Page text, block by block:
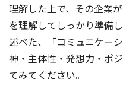
理解した上で、その企業
を理解してしっかり準備
述べた、「コミュニケー
神・主体性・発想力・ポ
てみてください。